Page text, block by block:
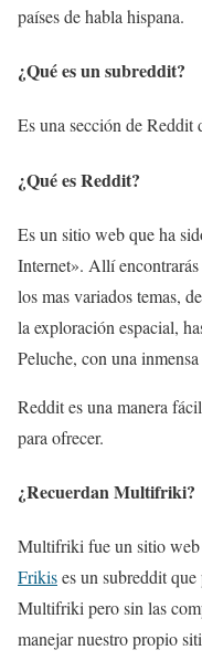
países de habla hispana.
¿Qué es un subreddit?
Es una sección de Reddit
¿Qué es Reddit?
Es un sitio web que ha
Internet». Allí
los mas variados temas,
la exploración espacial,
Peluche, con una
Reddit es una manera
para ofrecer.
¿Recuerdan Multifriki?
Multifriki fue un sitio web
Frikises un subreddit
Multifriki pero sin las
manejar nuestro propio